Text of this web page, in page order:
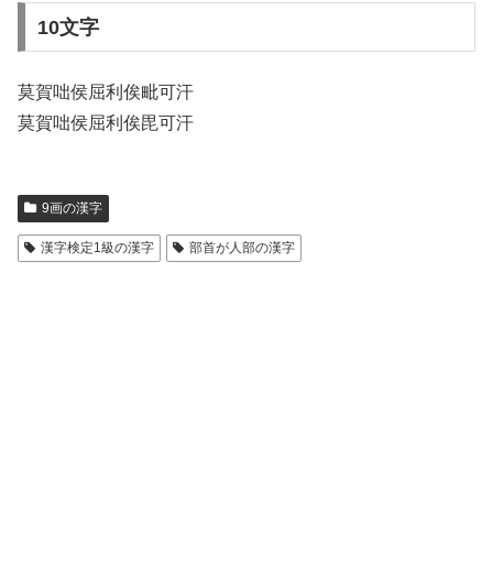
10文字
莫賀咄侯屈利俟毗可汗
莫賀咄侯屈利俟毘可汗
9画の漢字
漢字検定1級の漢字 部首が人部の漢字